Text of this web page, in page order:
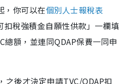
，你可以在個別人士報稅表
扣稅強積金自願性供款」一欄填
總額，並連同QDAP保費一同申
之後才決定申請TVC/QDAP扣